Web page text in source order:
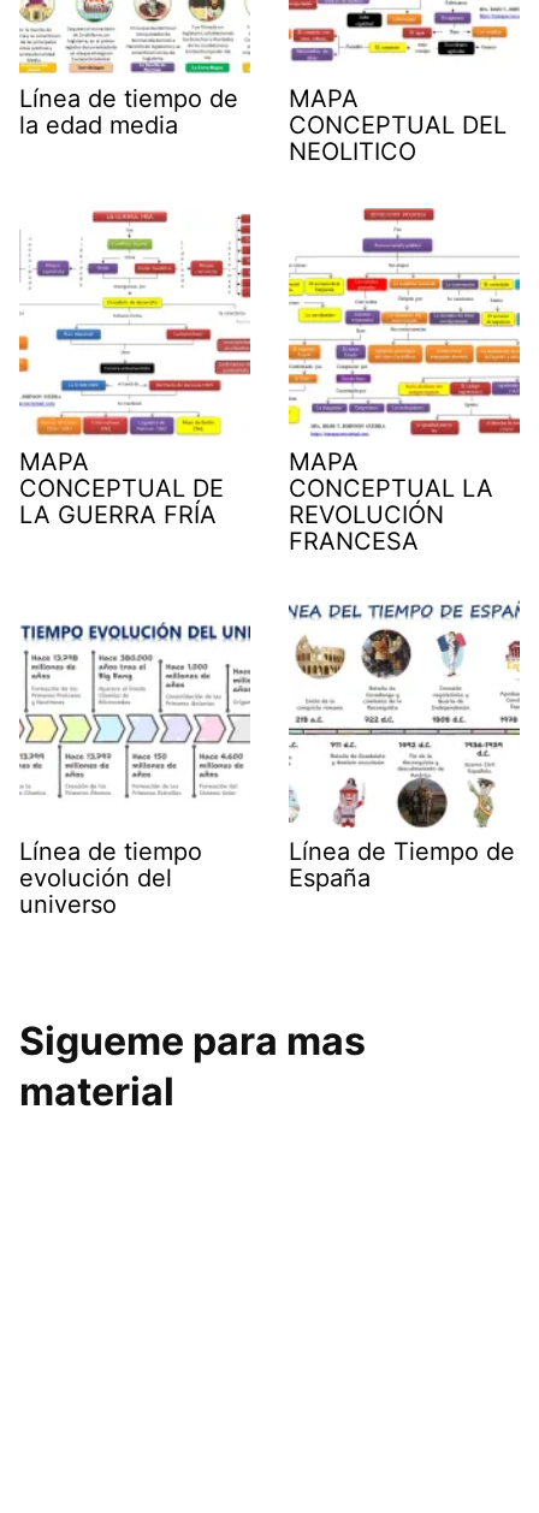
Línea de tiempo de
la edad media
MAPA
CONCEPTUAL DEL
NEOLITICO
MAPA
CONCEPTUAL DE
LA GUERRA FRÍA
MAPA
CONCEPTUAL LA
REVOLUCIÓN
FRANCESA
Línea de tiempo
evolución del
universo
Línea de Tiempo de
España
Sigueme para mas
material